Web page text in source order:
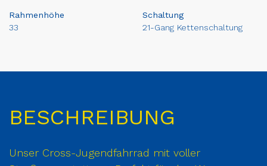
Rahmenhöhe
33
Schaltung
21-Gang Kettenschaltung
BESCHREIBUNG
Unser Cross-Jugendfahrrad mit voller